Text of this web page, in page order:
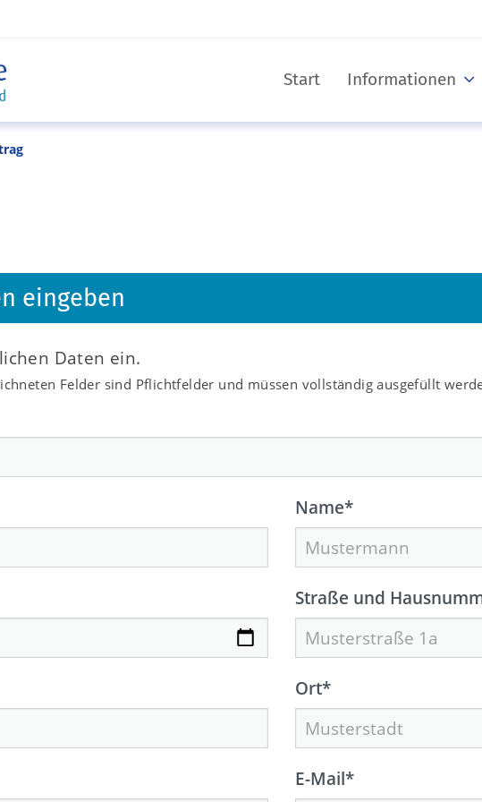
Start Informationen
eingeben
Daten ein.
Felder sind Pflichtfelder und müssen vollständig ausgefüllt
Name*
Straße und
Ort*
E-Mail*